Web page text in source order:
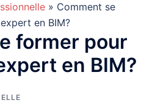
» Comment se
en BIM?
former pour
en BIM?